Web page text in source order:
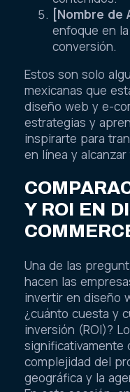
[Nombre de
enfoque en
conversión.
Estos son solo
mexicanas que
diseño web y e-
estrategias y
inspirarte para
en línea y
Y ROI EN
Una de las
hacen las
invertir en diseño
¿cuánto cuesta y
inversión (ROI)?
significativamente
complejidad del
geográfica y la